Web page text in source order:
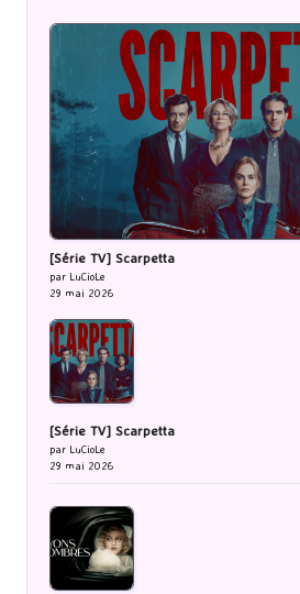
[Série TV] Scarpetta
par LuCioLe
29 mai 2026
[Série TV] Scarpetta
par LuCioLe
29 mai 2026